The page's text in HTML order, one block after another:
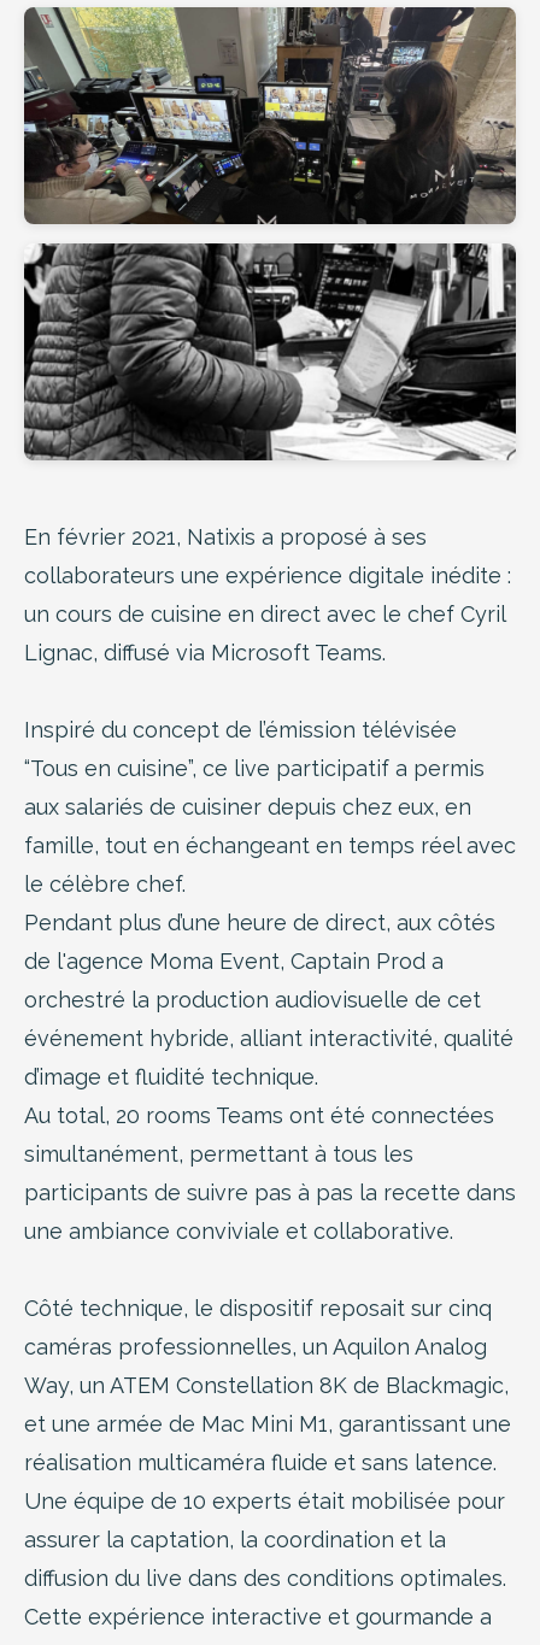
En février 2021, Natixis a proposé à ses
collaborateurs une expérience digitale inédite :
un cours de cuisine en direct avec le chef Cyril
Lignac, diffusé via Microsoft Teams.
Inspiré du concept de l’émission télévisée
“Tous en cuisine”, ce live participatif a permis
aux salariés de cuisiner depuis chez eux, en
famille, tout en échangeant en temps réel avec
le célèbre chef.
Pendant plus d’une heure de direct, aux côtés
de l'agence Moma Event, Captain Prod a
orchestré la production audiovisuelle de cet
événement hybride, alliant interactivité, qualité
d’image et fluidité technique.
Au total, 20 rooms Teams ont été connectées
simultanément, permettant à tous les
participants de suivre pas à pas la recette dans
une ambiance conviviale et collaborative.
Côté technique, le dispositif reposait sur cinq
caméras professionnelles, un Aquilon Analog
Way, un ATEM Constellation 8K de Blackmagic,
et une armée de Mac Mini M1, garantissant une
réalisation multicaméra fluide et sans latence.
Une équipe de 10 experts était mobilisée pour
assurer la captation, la coordination et la
diffusion du live dans des conditions optimales.
Cette expérience interactive et gourmande a